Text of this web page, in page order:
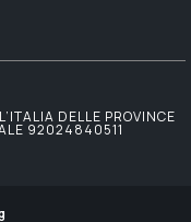
DELLE PROVINCE
92024840511